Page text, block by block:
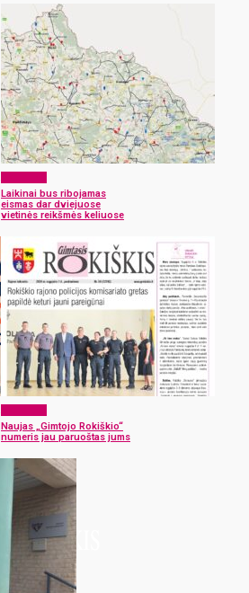
Laikinai bus ribojamas
eismas dar dviejuose
vietinės reikšmės keliuose
Naujas „Gimtojo Rokiškio“
numeris jau paruoštas jums